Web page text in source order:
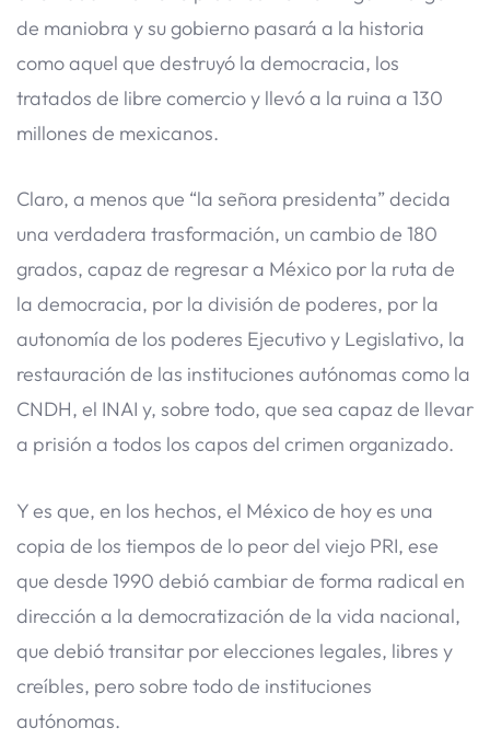
de maniobra y su gobierno pasará a la historia
como aquel que destruyó la democracia, los
tratados de libre comercio y llevó a la ruina a 130
millones de mexicanos.
Claro, a menos que “la señora presidenta” decida
una verdadera trasformación, un cambio de 180
grados, capaz de regresar a México por la ruta de
la democracia, por la división de poderes, por la
autonomía de los poderes Ejecutivo y Legislativo, la
restauración de las instituciones autónomas como la
CNDH, el INAI y, sobre todo, que sea capaz de llevar
a prisión a todos los capos del crimen organizado.
Y es que, en los hechos, el México de hoy es una
copia de los tiempos de lo peor del viejo PRI, ese
que desde 1990 debió cambiar de forma radical en
dirección a la democratización de la vida nacional,
que debió transitar por elecciones legales, libres y
creíbles, pero sobre todo de instituciones
autónomas.